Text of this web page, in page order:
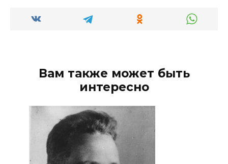
Вам также может быть
интересно